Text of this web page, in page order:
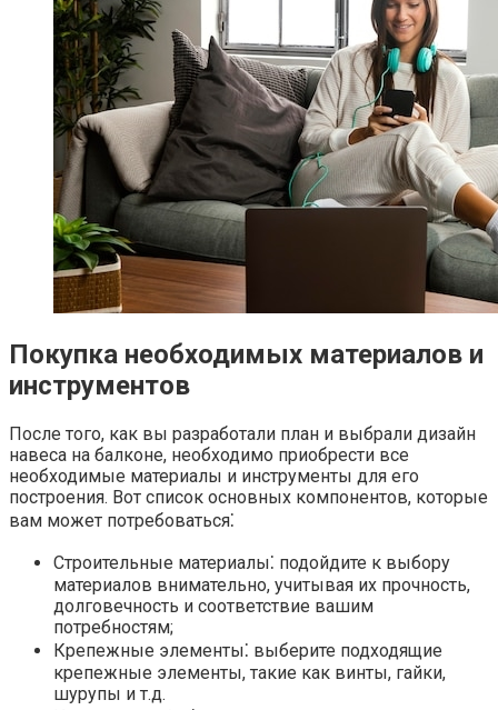
Покупка необходимых материалов и
инструментов
После того, как вы разработали план и выбрали дизайн
навеса на балконе, необходимо приобрести все
необходимые материалы и инструменты для его
построения.​ Вот список основных компонентов, которые
вам может потребоваться⁚
Строительные материалы⁚ подойдите к выбору
материалов внимательно, учитывая их прочность,
долговечность и соответствие вашим
потребностям;
Крепежные элементы⁚ выберите подходящие
крепежные элементы, такие как винты, гайки,
шурупы и т.​д.​